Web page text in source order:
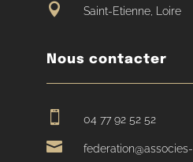
 Saint-Etienne, Loire
Nous contacter
 04 77 92 52 52
 federation@associes-